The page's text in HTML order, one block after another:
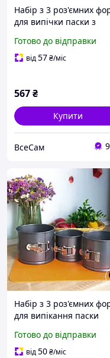
Набір з 3 роз'ємних
для випічки паски з
покриттям з
крихтою
Готово до відправки
від57₴/міс
567₴
Купити
ВсеСам
Набір з 3 роз'ємних
для випікання паски
антипригарним/
тефлоновим покриттям
Готово до відправки
від50₴/міс